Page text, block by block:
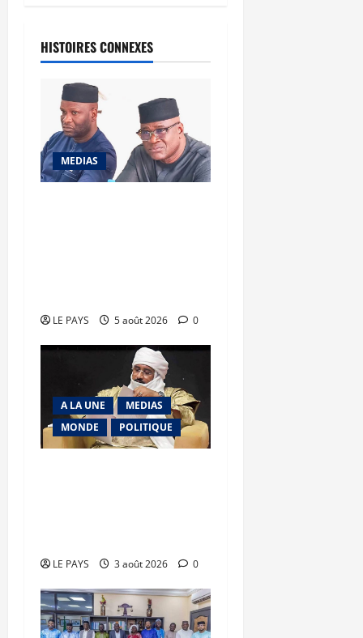
HISTOIRES CONNEXES
MEDIAS
LE PAYS 5 août 2026 0
A LA UNE
MEDIAS
MONDE
POLITIQUE
LE PAYS 3 août 2026 0